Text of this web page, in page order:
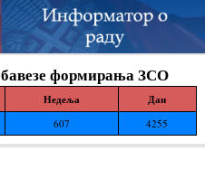
формирања ЗСО
Недеља Дан
607 4255